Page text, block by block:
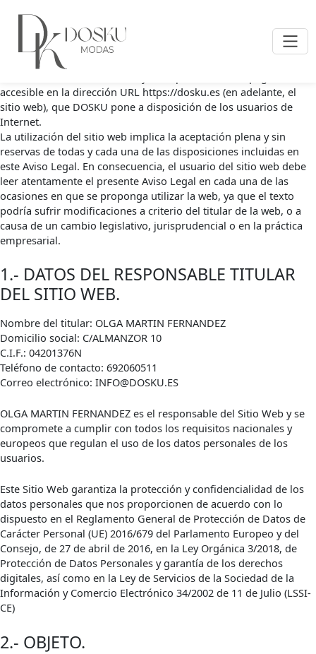
Aviso Legal
En el presente Aviso Legal, el Usuario, podrá encontrar toda la
información relativa a las condiciones legales que definen las
accesible en la dirección URL https://dosku.es (en adelante, el
sitio web), que DOSKU pone a disposición de los usuarios de
Internet.
La utilización del sitio web implica la aceptación plena y sin
reservas de todas y cada una de las disposiciones incluidas en
este Aviso Legal. En consecuencia, el usuario del sitio web debe
leer atentamente el presente Aviso Legal en cada una de las
ocasiones en que se proponga utilizar la web, ya que el texto
podría sufrir modificaciones a criterio del titular de la web, o a
causa de un cambio legislativo, jurisprudencial o en la práctica
empresarial.
1.- DATOS DEL RESPONSABLE TITULAR
DEL SITIO WEB.
Nombre del titular: OLGA MARTIN FERNANDEZ
Domicilio social: C/ALMANZOR 10
C.I.F.: 04201376N
Teléfono de contacto: 692060511
Correo electrónico: INFO@DOSKU.ES
OLGA MARTIN FERNANDEZ es el responsable del Sitio Web y se
compromete a cumplir con todos los requisitos nacionales y
europeos que regulan el uso de los datos personales de los
usuarios.
Este Sitio Web garantiza la protección y confidencialidad de los
datos personales que nos proporcionen de acuerdo con lo
dispuesto en el Reglamento General de Protección de Datos de
Carácter Personal (UE) 2016/679 del Parlamento Europeo y del
Consejo, de 27 de abril de 2016, en la Ley Orgánica 3/2018, de
Protección de Datos Personales y garantía de los derechos
digitales, así como en la Ley de Servicios de la Sociedad de la
Información y Comercio Electrónico 34/2002 de 11 de Julio (LSSI-
CE)
2.- OBJETO.